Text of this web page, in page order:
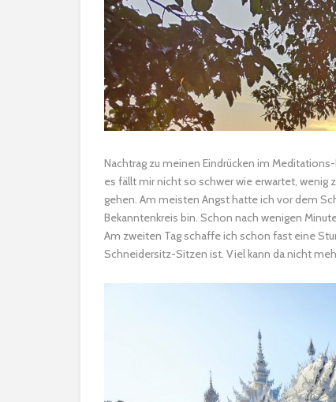
Nachtrag zu meinen Eindrücken im
es fällt mir nicht so schwer wie erwartet, wenig
gehen. Am meisten Angst hatte ich vor dem
Bekanntenkreis bin. Schon nach wenigen
Am zweiten Tag schaffe ich schon fast eine
Schneidersitz-Sitzen ist. Viel kann da nicht